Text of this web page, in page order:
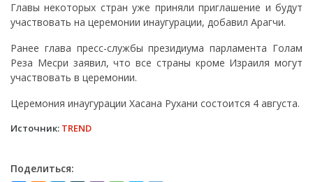
Главы некоторых стран уже приняли приглашение и будут
участвовать на церемонии инаугурации, добавил Арагчи.
Ранее глава пресс-службы президиума парламента Голам
Реза Месри заявил, что все страны кроме Израиля могут
участвовать в церемонии.
Церемония инаугурации Хасана Рухани состоится 4 августа.
Источник: TREND
Поделиться: